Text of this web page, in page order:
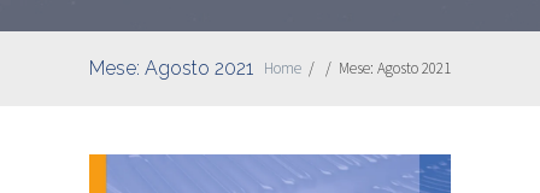
Mese: Agosto 2021 Home / / Mese: Agosto 2021